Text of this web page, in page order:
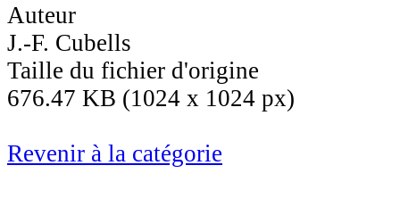
Auteur
J.-F. Cubells
Taille du fichier d'origine
676.47 KB (1024 x 1024 px)
Revenir à la catégorie